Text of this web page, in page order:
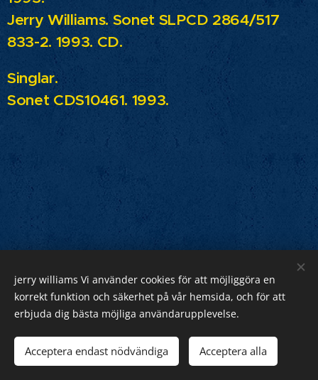
Jerry Williams. Sonet SLPCD 2864/517
833-2. 1993. CD.
Singlar.
Sonet CDS10461. 1993.
Jerry Williams
Sveriges Rock Kung.
Webnode Cookies
jerry williams Vi använder cookies för att möjliggöra en
korrekt funktion och säkerhet på vår hemsida, och för att
erbjuda dig bästa möjliga användarupplevelse.
Acceptera endast nödvändiga Acceptera alla